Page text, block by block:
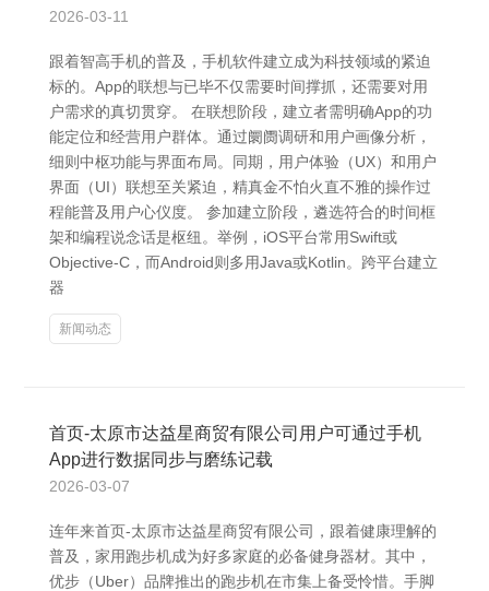
2026-03-11
跟着智高手机的普及，手机软件建立成为科技领域的紧迫
标的。App的联想与已毕不仅需要时间撑抓，还需要对用
户需求的真切贯穿。 在联想阶段，建立者需明确App的功
能定位和经营用户群体。通过阛阓调研和用户画像分析，
细则中枢功能与界面布局。同期，用户体验（UX）和用户
界面（UI）联想至关紧迫，精真金不怕火直不雅的操作过
程能普及用户心仪度。 参加建立阶段，遴选符合的时间框
架和编程说念话是枢纽。举例，iOS平台常用Swift或
Objective-C，而Android则多用Java或Kotlin。跨平台建立
器
新闻动态
首页-太原市达益星商贸有限公司用户可通过手机
App进行数据同步与磨练记载
2026-03-07
连年来首页-太原市达益星商贸有限公司，跟着健康理解的
普及，家用跑步机成为好多家庭的必备健身器材。其中，
优步（Uber）品牌推出的跑步机在市集上备受怜惜。手脚